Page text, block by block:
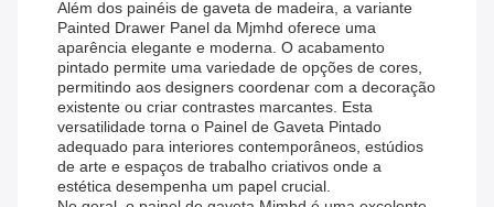
Além dos painéis de gaveta de madeira, a variante
Painted Drawer Panel da Mjmhd oferece uma
aparência elegante e moderna. O acabamento
pintado permite uma variedade de opções de cores,
permitindo aos designers coordenar com a decoração
existente ou criar contrastes marcantes. Esta
versatilidade torna o Painel de Gaveta Pintado
adequado para interiores contemporâneos, estúdios
de arte e espaços de trabalho criativos onde a
estética desempenha um papel crucial.